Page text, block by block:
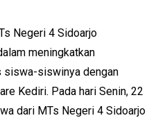
Negeri 4 Sidoarjo
meningkatkan
siswa-siswinya dengan
Kediri. Pada hari Senin, 22
dari MTs Negeri 4 Sidoarjo